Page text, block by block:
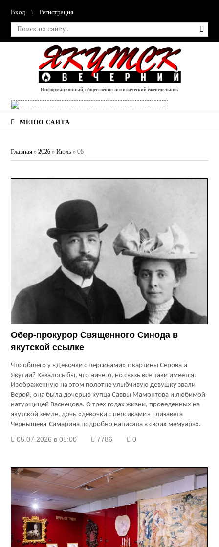
Вход Регистрация
Информационный, общественно-политический еженедельник
МЕНЮ САЙТА
Главная »2026 » Июль » 05
Обер-прокурор Священного Синода в
якутской ссылке
Что общего у «Девочки с персиками» с картины Серова и
Якутии? Казалось бы, что ничего, но связь все-таки имеется.
Изображенную на этом полотне улыбчивую девушку звали
Верой, она была дочерью купца Саввы Мамонтова и любимой
натурщицей Васнецова.О трех годах жизни, проведенных на
якутской земле, дочь «девочки с персиками» Елизавета
Чернышева-Самарина подробно написала в своих мемуарах.
05.07.2026 в 05:00 7786 0